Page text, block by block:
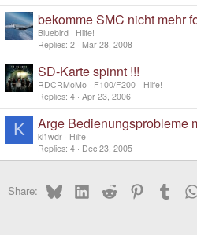
bekomme SMC nicht mehr
Bluebird
Hilfe!
Replies 2 Mar 28, 2008
SD-Karte spinnt !!!
RDCRMoMo
F100/F200 - Hilfe!
Replies 4 Apr 23, 2006
K Arge Bedienungsprobleme
kl1wdr
Hilfe!
Replies 4 Dec 23, 2005
Share: BlueskyLinkedInReddit Pinterest